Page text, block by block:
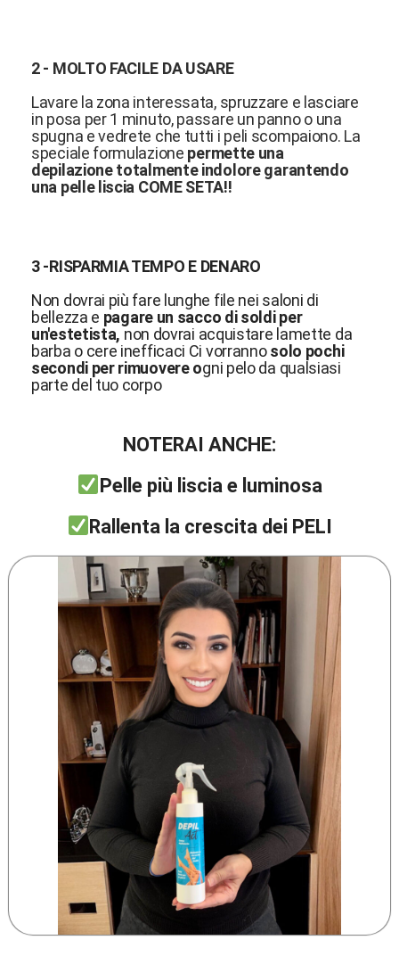
2 - MOLTO FACILE DA USARE
Lavare la zona interessata, spruzzare e lasciare
in posa per 1 minuto, passare un panno o una
spugna e vedrete che tutti i peli scompaiono. La
speciale formulazione permette una
depilazione totalmente indolore garantendo
una pelle liscia COME SETA!!
3 -RISPARMIA TEMPO E DENARO
Non dovrai più fare lunghe file nei saloni di
bellezza e pagare un sacco di soldi per
un'estetista, non dovrai acquistare lamette da
barba o cere inefficaci Ci vorrannosolo pochi
secondi per rimuovere ogni pelo da qualsiasi
parte del tuo corpo
NOTERAI ANCHE:
Pelle più liscia e luminosa
Rallenta la crescita dei PELI